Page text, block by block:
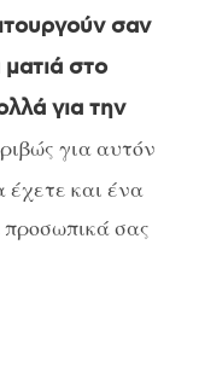
σαν
στο
για την
για αυτόν
έχετε και ένα
προσωπικά σας